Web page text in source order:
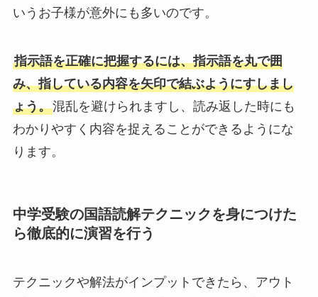
いうお子様が意外にも多いのです。
指示語を正確に把握するには、指示語を丸で囲
み、指している内容を矢印で結ぶようにすしまし
ょう。混乱を避けられますし、読み返した時にも
わかりやすく内容を捉えることができるようにな
ります。
中学受験の国語読解テクニックを身につけた
ら徹底的に演習を行う
テクニックや解法がインプットできたら、アウト